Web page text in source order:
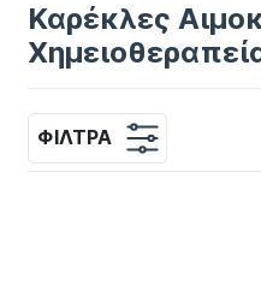
Καρέκλες
ΦΊΛΤΡΑ